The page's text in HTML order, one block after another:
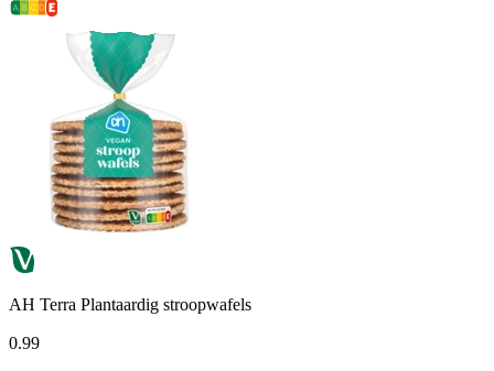
AH Terra Plantaardig stroopwafels
0.99